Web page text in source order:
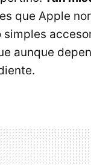
que Apple
aunque